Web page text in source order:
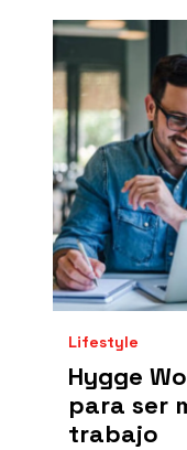
Lifestyle
Hygge
para ser
trabajo